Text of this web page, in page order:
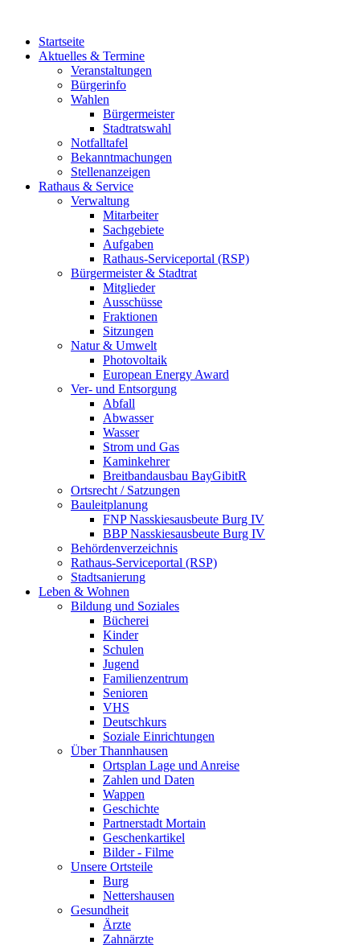
Startseite
Aktuelles & Termine
Veranstaltungen
Bürgerinfo
Wahlen
Bürgermeister
Stadtratswahl
Notfalltafel
Bekanntmachungen
Stellenanzeigen
Rathaus & Service
Verwaltung
Mitarbeiter
Sachgebiete
Aufgaben
Rathaus-Serviceportal (RSP)
Bürgermeister & Stadtrat
Mitglieder
Ausschüsse
Fraktionen
Sitzungen
Natur & Umwelt
Photovoltaik
European Energy Award
Ver- und Entsorgung
Abfall
Abwasser
Wasser
Strom und Gas
Kaminkehrer
Breitbandausbau BayGibitR
Ortsrecht / Satzungen
Bauleitplanung
FNP Nasskiesausbeute Burg IV
BBP Nasskiesausbeute Burg IV
Behördenverzeichnis
Rathaus-Serviceportal (RSP)
Stadtsanierung
Leben & Wohnen
Bildung und Soziales
Bücherei
Kinder
Schulen
Jugend
Familienzentrum
Senioren
VHS
Deutschkurs
Soziale Einrichtungen
Über Thannhausen
Ortsplan Lage und Anreise
Zahlen und Daten
Wappen
Geschichte
Partnerstadt Mortain
Geschenkartikel
Bilder - Filme
Unsere Ortsteile
Burg
Nettershausen
Gesundheit
Ärzte
Zahnärzte